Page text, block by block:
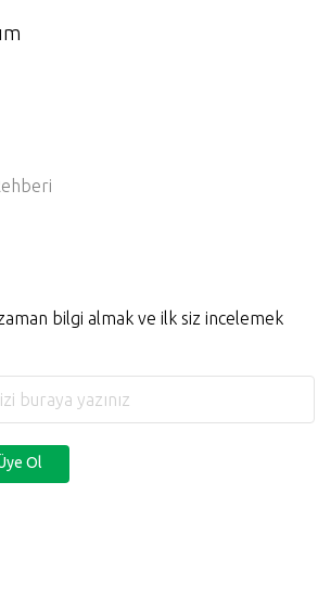
bilgi almak ve ilk siz incelemek